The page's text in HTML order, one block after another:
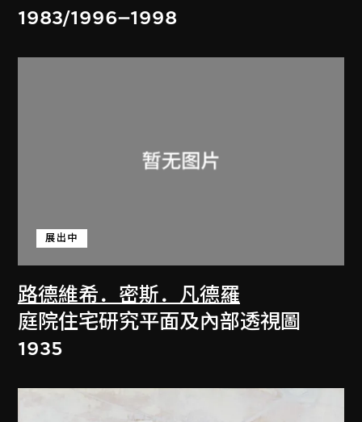
1983/1996–1998
路德維希．密斯．凡德羅
展出中
庭院住宅研究平面及內部透視圖
1935